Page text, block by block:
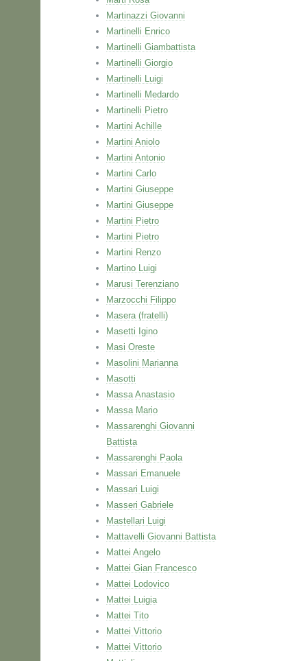
Martinazzi Giovanni
Martinelli Enrico
Martinelli Giambattista
Martinelli Giorgio
Martinelli Luigi
Martinelli Medardo
Martinelli Pietro
Martini Achille
Martini Aniolo
Martini Antonio
Martini Carlo
Martini Giuseppe
Martini Giuseppe
Martini Pietro
Martini Pietro
Martini Renzo
Martino Luigi
Marusi Terenziano
Marzocchi Filippo
Masera (fratelli)
Masetti Igino
Masi Oreste
Masolini Marianna
Masotti
Massa Anastasio
Massa Mario
Massarenghi Giovanni
Battista
Massarenghi Paola
Massari Emanuele
Massari Luigi
Masseri Gabriele
Mastellari Luigi
Mattavelli Giovanni Battista
Mattei Angelo
Mattei Gian Francesco
Mattei Lodovico
Mattei Luigia
Mattei Tito
Mattei Vittorio
Mattei Vittorio